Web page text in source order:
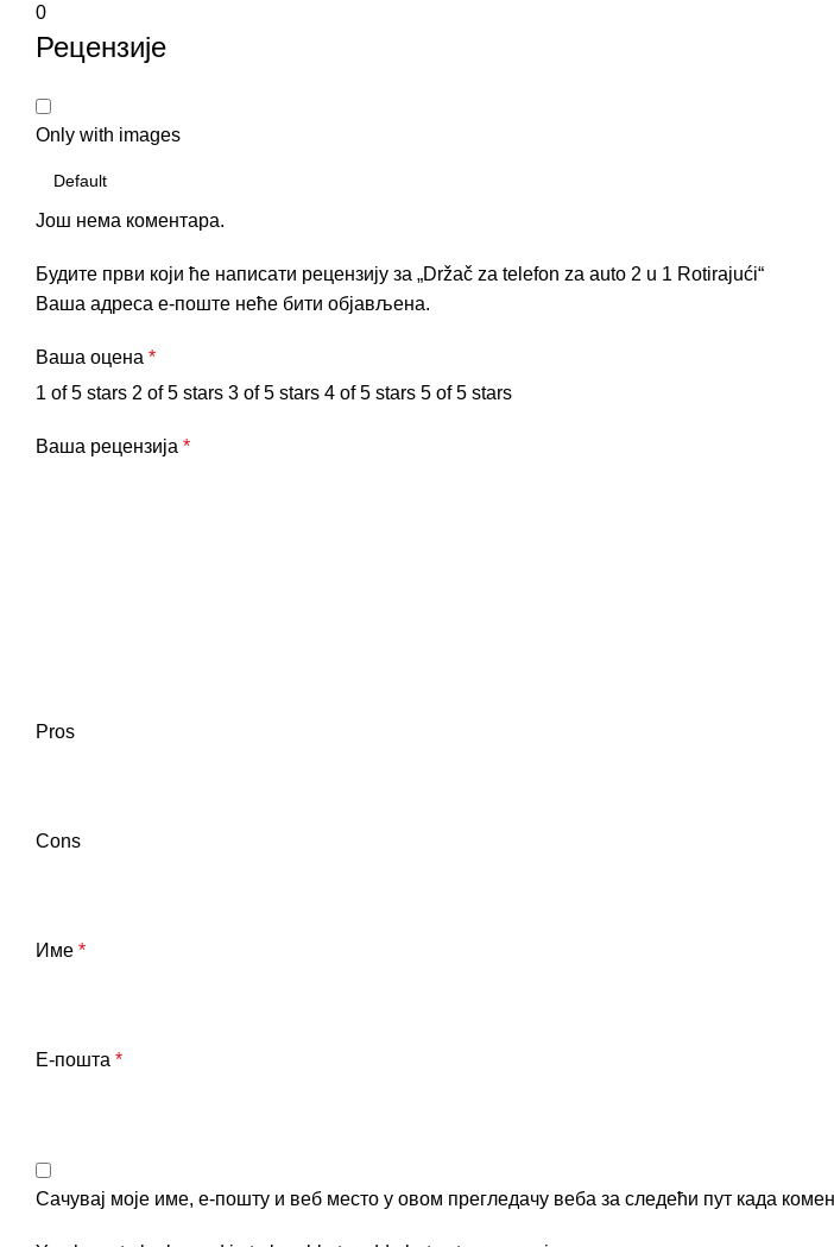
0
Рецензије
Only with images
Још нема коментара.
Будите први који ће написати рецензију за „Držač za telefon za auto 2 u 1 Rotirajući“
Ваша адреса е-поште неће бити објављена.
Ваша оцена *
1 of 5 stars 2 of 5 stars 3 of 5 stars 4 of 5 stars 5 of 5 stars
Ваша рецензија *
Pros
Cons
Име *
Е-пошта *
Сачувај моје име, е-пошту и веб место у овом прегледачу веба за следећи пут када